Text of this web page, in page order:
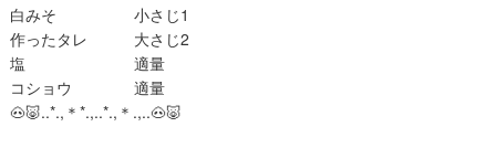
白みそ 小さじ1
作ったタレ 大さじ2
塩 適量
コショウ 適量
🐽🐷..*.,＊*.,..*.,＊.,..🐽🐷